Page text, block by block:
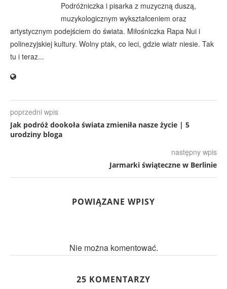
Podróżniczka i pisarka z muzyczną duszą,
muzykologicznym wykształceniem oraz
artystycznym podejściem do świata. Miłośniczka Rapa Nui i
polinezyjskiej kultury. Wolny ptak, co leci, gdzie wiatr niesie. Tak
tu i teraz...
poprzedni wpis
Jak podróż dookoła świata zmieniła nasze życie | 5
urodziny bloga
następny wpis
Jarmarki świąteczne w Berlinie
POWIĄZANE WPISY
Nie można komentować.
25 KOMENTARZY